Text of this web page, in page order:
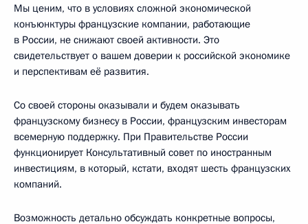
Мы ценим, что в условиях сложной экономической
конъюнктуры французские компании, работающие
в России, не снижают своей активности. Это
свидетельствует о вашем доверии к российской экономике
и перспективам её развития.
Со своей стороны оказывали и будем оказывать
французскому бизнесу в России, французским инвесторам
всемерную поддержку. При Правительстве России
функционирует Консультативный совет по иностранным
инвестициям, в который, кстати, входят шесть французских
компаний.
Возможность детально обсуждать конкретные вопросы,